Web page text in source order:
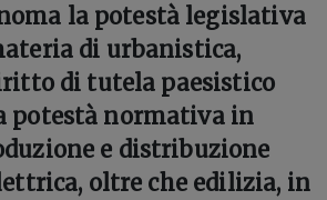
la potestà legislativa
di urbanistica,
di tutela paesistico
potestà normativa in
e distribuzione
oltre che edilizia, in